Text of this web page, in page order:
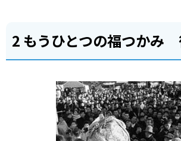
2 もうひとつの福つかみ